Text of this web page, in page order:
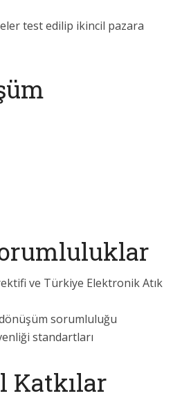
test edilip ikincil pazara
ve Türkiye Elektronik Atık
sorumluluğu
standartları
Katkılar